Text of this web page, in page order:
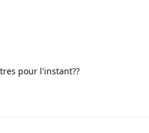
pour l'instant??